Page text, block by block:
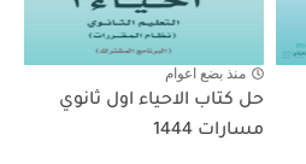
منذ بضع اعوام
حل كتاب الاحياء اول ثانوي
مسارات 1444